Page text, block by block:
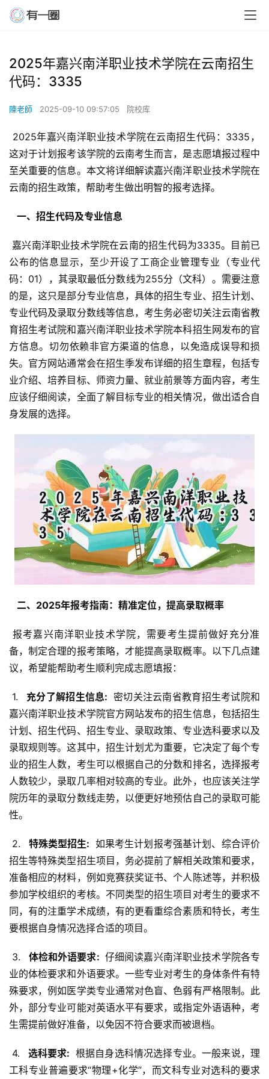
2025年嘉兴南洋职业技术学院在云南招生
代码：3335
陳老師 2025-09-10 09:57:05 院校库
这对于计划报考该学院的云南考生而言，是志愿填报过程中
至关重要的信息。本文将详细解读嘉兴南洋职业技术学院在
云南的招生政策，帮助考生做出明智的报考选择。
  一、招生代码及专业信息
公布的信息显示，至少开设了工商企业管理专业（专业代
码：01），其录取最低分数线为255分（文科）。需要注意
的是，这只是部分专业信息，具体的招生专业、招生计划、
专业代码及录取分数线等信息，考生务必密切关注云南省教
育招生考试院和嘉兴南洋职业技术学院本科招生网发布的官
方信息。切勿依赖非官方渠道的信息，以免造成误导和损
失。官方网站通常会在招生季发布详细的招生章程，包括专
业介绍、培养目标、师资力量、就业前景等方面内容，考生
应该仔细阅读，全面了解目标专业的相关情况，做出适合自
身发展的选择。
  二、2025年报考指南：精准定位，提高录取概率
报考嘉兴南洋职业技术学院，需要考生提前做好充分准
备，制定合理的报考策略，才能提高录取概率。以下几点建
议，希望能帮助考生顺利完成志愿填报：
1.
  充分了解招生信息:
密切关注云南省教育招生考试院和
嘉兴南洋职业技术学院官方网站发布的招生信息，包括招生
计划、招生代码、招生专业、录取政策、专业选科要求以及
录取规则等。这其中，招生计划尤为重要，它决定了每个专
业的招生人数，考生可以根据自己的分数和排名，选择报考
人数较少，录取几率相对较高的专业。此外，也应该关注学
院历年的录取分数线走势，以便更好地预估自己的录取可能
性。
2.
  特殊类型招生:
如果考生计划报考强基计划、综合评价
招生等特殊类型招生项目，务必提前了解相关政策和要求，
准备相应的材料，例如竞赛获奖证书、个人陈述等，并积极
参加学校组织的考核。不同类型的招生项目对考生的要求不
同，有的注重学术成绩，有的更看重综合素质和特长，考生
要根据自身情况选择合适的项目。
3.
  体检和外语要求:
仔细阅读嘉兴南洋职业技术学院各专
业的体检要求和外语要求。一些专业对考生的身体条件有特
殊要求，例如医学类专业通常对色盲、色弱有严格限制。此
外，部分专业可能对英语水平有要求，或指定外语语种，考
生需提前做好准备，以免因不符合要求而被退档。
4.
  选科要求:
根据自身选科情况选择专业。一般来说，理
工科专业普遍要求“物理+化学”，而文科专业对选科的要求